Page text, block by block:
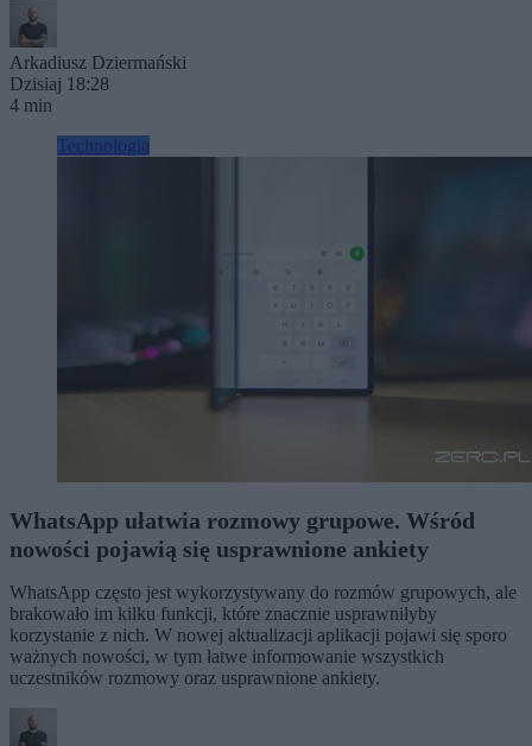
Arkadiusz Dziermański
Dzisiaj 18:28
4 min
Technologia
WhatsApp ułatwia rozmowy grupowe. Wśród
nowości pojawią się usprawnione ankiety
WhatsApp często jest wykorzystywany do rozmów grupowych, ale
brakowało im kilku funkcji, które znacznie usprawniłyby
korzystanie z nich. W nowej aktualizacji aplikacji pojawi się sporo
ważnych nowości, w tym łatwe informowanie wszystkich
uczestników rozmowy oraz usprawnione ankiety.